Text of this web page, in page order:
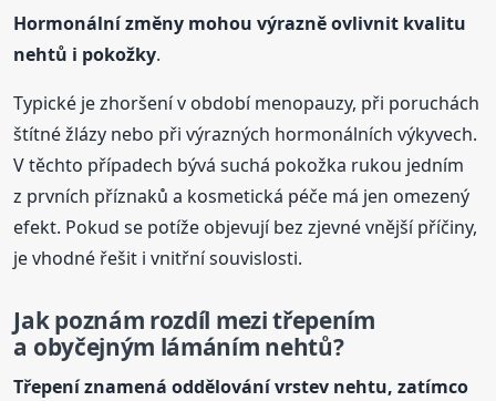
Hormonální změny mohou výrazně ovlivnit kvalitu
nehtů i pokožky.
Typické je zhoršení v období menopauzy, při poruchách
štítné žlázy nebo při výrazných hormonálních výkyvech.
V těchto případech bývá suchá pokožka rukou jedním
z prvních příznaků a kosmetická péče má jen omezený
efekt. Pokud se potíže objevují bez zjevné vnější příčiny,
je vhodné řešit i vnitřní souvislosti.
Jak poznám rozdíl mezi třepením
a obyčejným lámáním nehtů?
Třepení znamená oddělování vrstev nehtu, zatímco